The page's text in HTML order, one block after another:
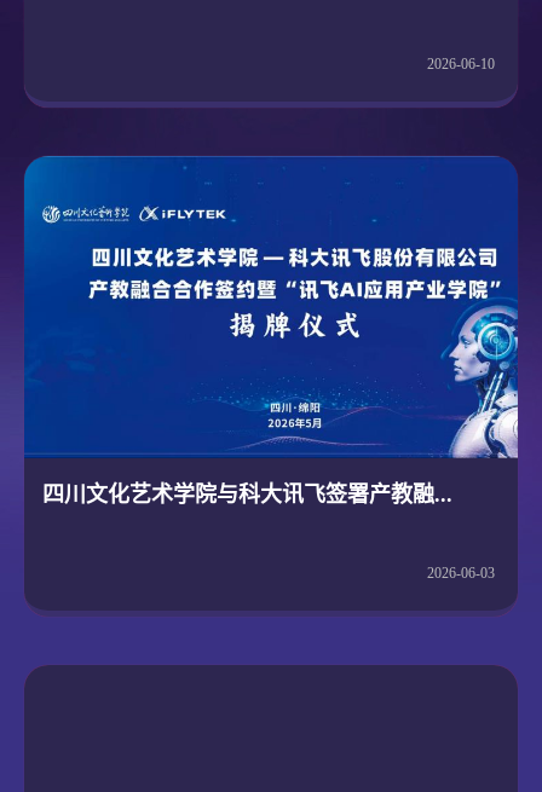
2026-06-10
四川文化艺术学院与科大讯飞签署产教融...
2026-06-03